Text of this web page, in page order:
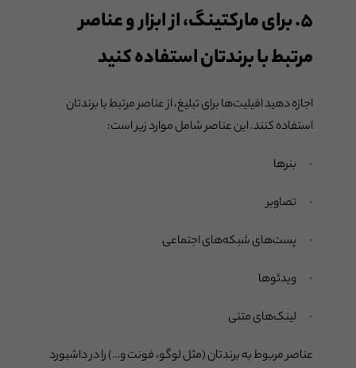
۵. برای مارکتینگ، از ابزار و عناصر
مرتبط با برندتان استفاده کنید
اجازه دهید افیلیت‌ها برای تبلیغ، از عناصر مرتبط با برندتان
استفاده کنند. این عناصر شامل موارد زیر است:
· بنرها
· تصاویر
· پست‌های شبکه‌های اجتماعی
· ویدئوها
· لینک‌های متنی
عناصر مربوط به برندتان (مثل لوگو، فونت و…) را در داشبورد